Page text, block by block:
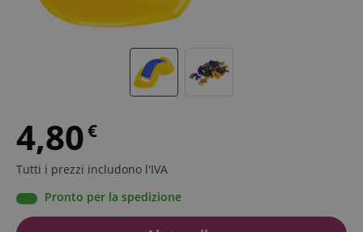
4,80€
Tutti i prezzi includono l'IVA
Pronto per la spedizione